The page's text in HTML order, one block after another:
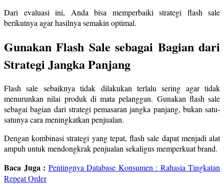
Dari evaluasi ini, Anda bisa memperbaiki strategi flash sale
berikutnya agar hasilnya semakin optimal.
Gunakan Flash Sale sebagai Bagian dari
Strategi Jangka Panjang
Flash sale sebaiknya tidak dilakukan terlalu sering agar tidak
menurunkan nilai produk di mata pelanggan. Gunakan flash sale
sebagai bagian dari strategi pemasaran jangka panjang, bukan satu-
satunya cara meningkatkan penjualan.
Dengan kombinasi strategi yang tepat, flash sale dapat menjadi alat
ampuh untuk mendongkrak penjualan sekaligus memperkuat brand.
Baca Juga : Pentingnya Database Konsumen : Rahasia Tingkatan
Repeat Order